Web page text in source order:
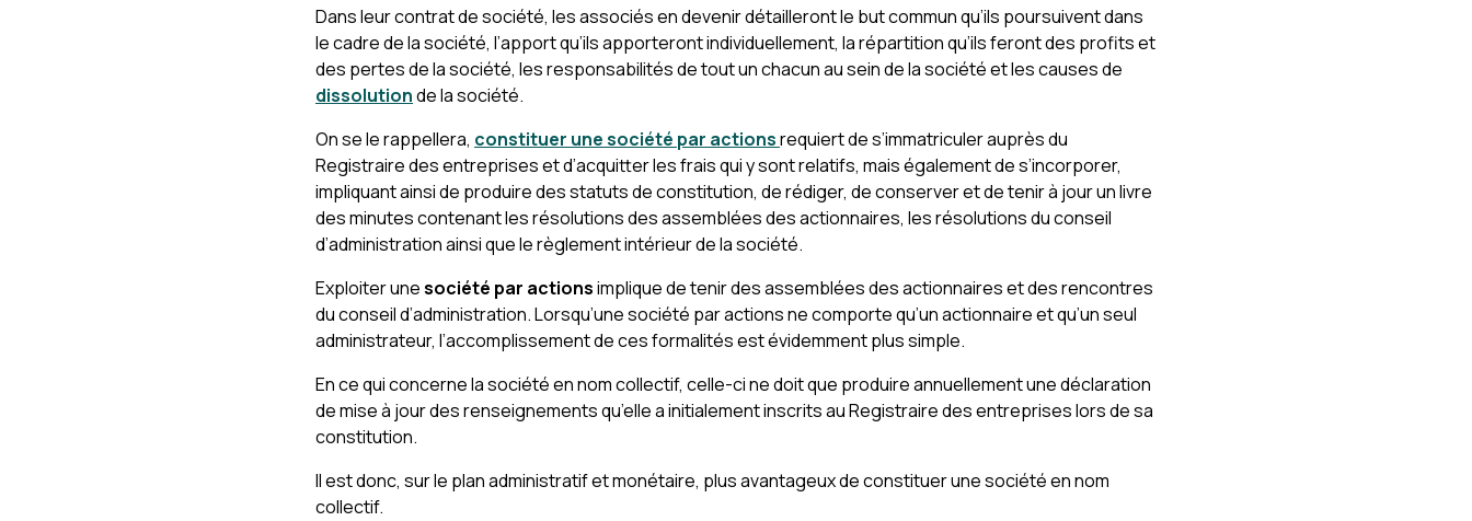
Dans leur contrat de société, les associés en devenir détailleront le but commun qu’ils poursuivent dans
le cadre de la société, l’apport qu’ils apporteront individuellement, la répartition qu’ils feront des profits et
des pertes de la société, les responsabilités de tout un chacun au sein de la société et les causes de
dissolutionde la société.
On se le rappellera, constituer une société par actionsrequiert de s’immatriculer auprès du
Registraire des entreprises et d’acquitter les frais qui y sont relatifs, mais également de s’incorporer,
impliquant ainsi de produire des statuts de constitution, de rédiger, de conserver et de tenir à jour un livre
des minutes contenant les résolutions des assemblées des actionnaires, les résolutions du conseil
d’administration ainsi que le règlement intérieur de la société.
Exploiter unesociété par actionsimplique de tenir des assemblées des actionnaires et des rencontres
du conseil d’administration. Lorsqu’une société par actions ne comporte qu’un actionnaire et qu’un seul
administrateur, l’accomplissement de ces formalités est évidemment plus simple.
En ce qui concerne la société en nom collectif, celle-ci ne doit que produire annuellement une déclaration
de mise à jour des renseignements qu’elle a initialement inscrits au Registraire des entreprises lors de sa
constitution.
Il est donc, sur le plan administratif et monétaire, plus avantageux de constituer une société en nom
collectif.